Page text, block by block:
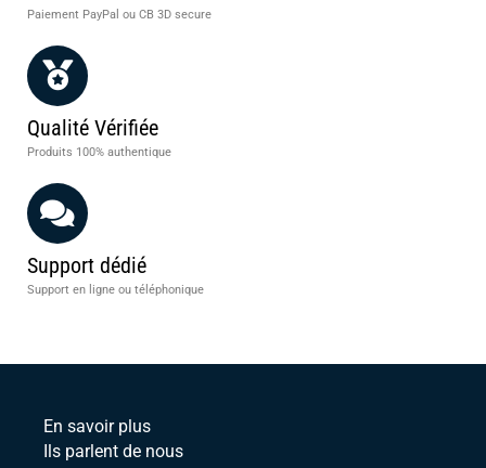
Paiement PayPal ou CB 3D secure
Qualité Vérifiée
Produits 100% authentique
Support dédié
Support en ligne ou téléphonique
En savoir plus
Ils parlent de nous